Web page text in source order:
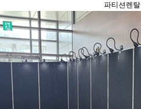
파티션렌탈